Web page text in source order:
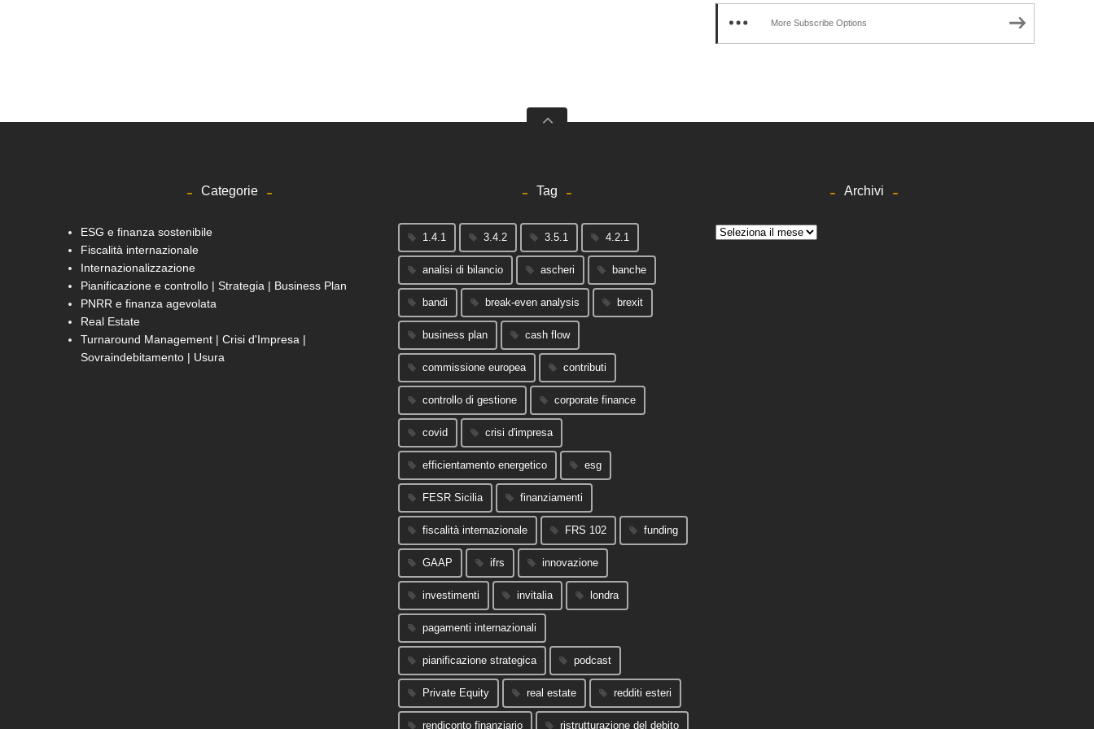
More Subscribe Options
Categorie
ESG e finanza sostenibile
Fiscalità internazionale
Internazionalizzazione
Pianificazione e controllo | Strategia | Business Plan
PNRR e finanza agevolata
Real Estate
Turnaround Management | Crisi d'Impresa |
Sovraindebitamento | Usura
Tag
1.4.1 3.4.2 3.5.1 4.2.1
analisi di bilancio ascheri banche
bandi break-even analysis brexit
business plan cash flow
commissione europea contributi
controllo di gestione corporate finance
covid crisi d'impresa
efficientamento energetico esg
FESR Sicilia finanziamenti
fiscalità internazionale FRS 102 funding
GAAP ifrs innovazione
investimenti invitalia londra
pagamenti internazionali
pianificazione strategica podcast
Private Equity real estate redditi esteri
rendiconto finanziario ristrutturazione del debito
Archivi
Archivi